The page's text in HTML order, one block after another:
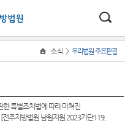
소식 > 우리법원 주요판결
한 특별조치법에 따라 마쳐진
주지방법원 남원지원 2023가단119,